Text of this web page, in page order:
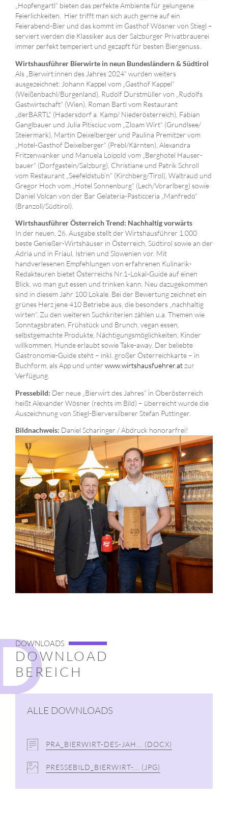
„Hopfengartl“ bieten das perfekte Ambiente für gelungene
Feierlichkeiten. Hier trifft man sich auch gerne auf ein
Feierabend-Bier und das kommt im Gasthof Wösner von Stiegl –
serviert werden die Klassiker aus der Salzburger Privatbrauerei
immer perfekt temperiert und gezapft für besten Biergenuss.
Wirtshausführer Bierwirte in neun Bundesländern & Südtirol
Als „Bierwirt:innen des Jahres 2024“ wurden weiters
ausgezeichnet: Johann Kappel vom „Gasthof Kappel“
(Weißenbachl/Burgenland), Rudolf Durstmüller von „Rudolfs
Gastwirtschaft“ (Wien), Roman Bartl vom Restaurant
„derBARTL“ (Hadersdorf a. Kamp/ Niederösterreich), Fabian
Ganglbauer und Julia Pitisciuc vom „Zloam Wirt“ (Grundlsee/
Steiermark), Martin Deixelberger und Paulina Premitzer vom
„Hotel-Gasthof Deixelberger“ (Prebl/Kärnten), Alexandra
Fritzenwanker und Manuela Loipold vom „Berghotel Hauser-
bauer“ (Dorfgastein/Salzburg), Christiane und Patrik Schroll
vom Restaurant „Seefeldstub’n“ (Kirchberg/Tirol), Waltraud und
Gregor Hoch vom „Hotel Sonnenburg“ (Lech/Vorarlberg) sowie
Daniel Volcan von der Bar Gelateria-Pasticceria „Manfredo“
(Branzoll/Südtirol).
Wirtshausführer Österreich Trend: Nachhaltig vorwärts
In der neuen, 26. Ausgabe stellt der Wirtshausführer 1.000
beste Genießer-Wirtshäuser in Österreich, Südtirol sowie an der
Adria und in Friaul, Istrien und Slowenien vor. Mit
handverlesenen Empfehlungen von erfahrenen Kulinarik-
Redakteuren bietet Österreichs Nr.1-Lokal-Guide auf einen
Blick, wo man gut essen und trinken kann. Neu dazugekommen
sind in diesem Jahr 100 Lokale. Bei der Bewertung zeichnet ein
grünes Herz jene 410 Betriebe aus, die besonders „nachhaltig
wirten“. Zu den weiteren Suchkriterien zählen u.a. Themen wie
Sonntagsbraten, Frühstück und Brunch, vegan essen,
selbstgemachte Produkte, Nächtigungsmöglichkeiten, Kinder
willkommen, Hunde erlaubt sowie Take-away. Der beliebte
Gastronomie-Guide steht – inkl. großer Österreichkarte – in
Buchform, als App und unter www.wirtshausfuehrer.atzur
Verfügung.
Pressebild: Der neue „Bierwirt des Jahres“ in Oberösterreich
heißt Alexander Wösner (rechts im Bild) – überreicht wurde die
Auszeichnung von Stiegl-Bierversilberer Stefan Puttinger.
Bildnachweis: Daniel Scharinger / Abdruck honorarfrei!
DOWNLOADS
DOWNLOAD
BEREICH
ALLE DOWNLOADS
PRA_BIERWIRT-DES-JAH... (DOCX)
PRESSEBILD_BIERWIRT-... (JPG)